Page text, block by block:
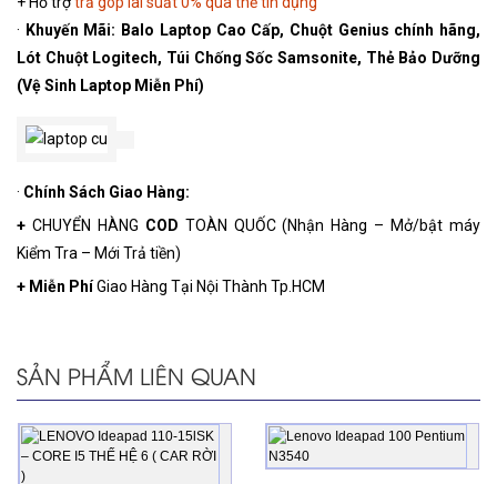
· Khuyến Mãi: Balo Laptop Cao Cấp, Chuột Genius chính hãng,
Lót Chuột Logitech, Túi Chống Sốc Samsonite, Thẻ Bảo Dưỡng
(Vệ Sinh Laptop Miễn Phí)
· Chính Sách Giao Hàng:
+ CHUYỂN HÀNG COD TOÀN QUỐC (Nhận Hàng – Mở/bật máy
Kiểm Tra – Mới Trả tiền)
+ Miễn PhíGiao Hàng Tại Nội Thành Tp.HCM
SẢN PHẨM LIÊN QUAN